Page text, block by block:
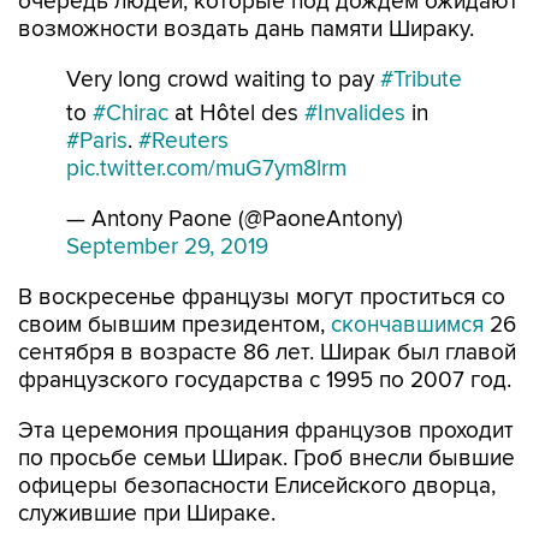
возможности воздать дань памяти Шираку.
Very long crowd waiting to pay #Tribute
to #Chirac at Hôtel des #Invalides in
#Paris. #Reuters
pic.twitter.com/muG7ym8lrm
— Antony Paone (@PaoneAntony)
September 29, 2019
В воскресенье французы могут проститься со
своим бывшим президентом, скончавшимся 26
сентября в возрасте 86 лет. Ширак был главой
французского государства с 1995 по 2007 год.
Эта церемония прощания французов проходит
по просьбе семьи Ширак. Гроб внесли бывшие
офицеры безопасности Елисейского дворца,
служившие при Шираке.